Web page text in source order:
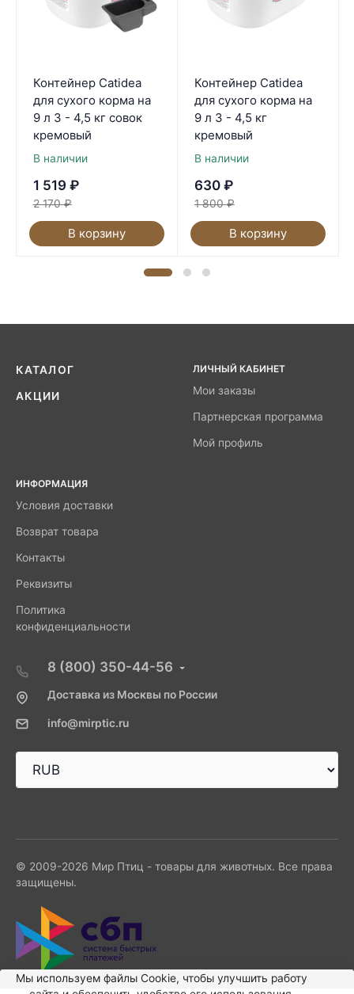
Контейнер Catidea
для сухого корма на
9 л 3 - 4,5 кг совок
кремовый
В наличии
1 519 ₽
2 170 ₽
В корзину
Контейнер Catidea
для сухого корма на
9 л 3 - 4,5 кг
кремовый
В наличии
630 ₽
1 800 ₽
В корзину
КАТАЛОГ
АКЦИИ
ЛИЧНЫЙ КАБИНЕТ
Мои заказы
Партнерская программа
Мой профиль
ИНФОРМАЦИЯ
Условия доставки
Возврат товара
Контакты
Реквизиты
Политика
конфиденциальности
8 (800) 350-44-56
Доставка из Москвы по России
info@mirptic.ru
© 2009-2026 Мир Птиц - товары для животных. Все права
защищены.
Мы используем файлы Сookie, чтобы улучшить работу